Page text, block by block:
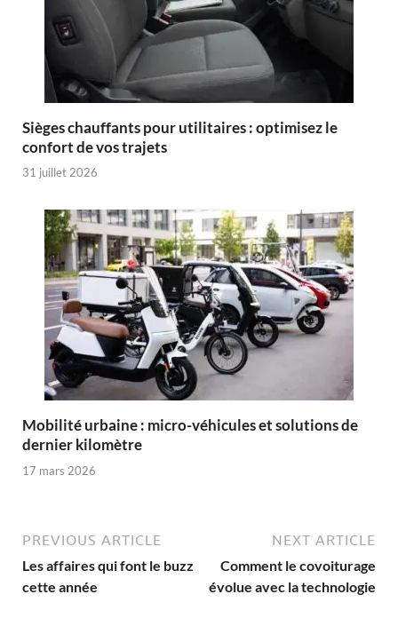
Sièges chauffants pour utilitaires : optimisez le
confort de vos trajets
31 juillet 2026
Mobilité urbaine : micro-véhicules et solutions de
dernier kilomètre
17 mars 2026
PREVIOUS ARTICLE
Les affaires qui font le buzz
cette année
NEXT ARTICLE
Comment le covoiturage
évolue avec la technologie